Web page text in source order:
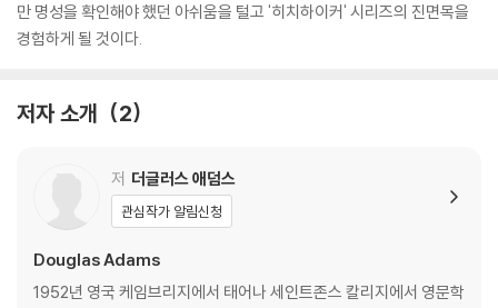
만 명성을 확인해야 했던 아쉬움을 털고 '히치하이커' 시리즈의 진면목을
경험하게 될 것이다.
저자 소개 2
저 더글러스 애덤스
관심작가 알림신청
Douglas Adams
1952년 영국 케임브리지에서 태어나 세인트존스 칼리지에서 영문학